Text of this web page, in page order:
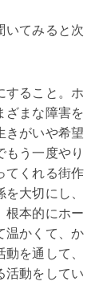
いてみると次
すること。ホ
ざまな障害を
きがいや希望
もう一度やり
てくれる街作
大切にし、
根本的にホー
温かくて、か
を通して、
活動をしてい